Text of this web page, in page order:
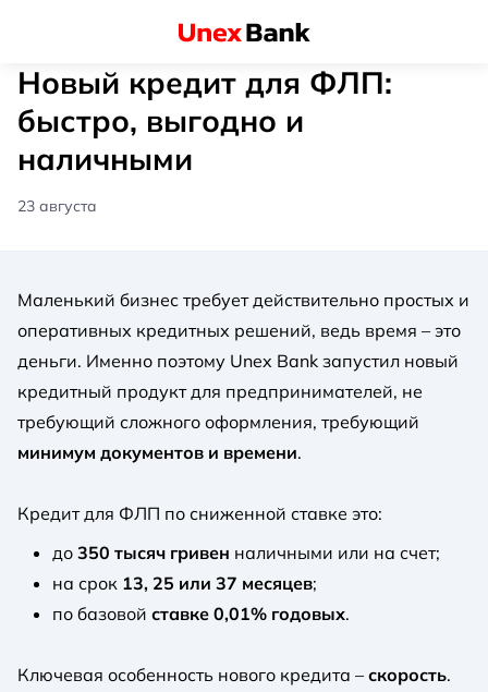
Новый кредит для ФЛП:
быстро, выгодно и
наличными
23 августа
Маленький бизнес требует действительно простых и
оперативных кредитных решений, ведь время – это
деньги. Именно поэтому Unex Bank запустил новый
кредитный продукт для предпринимателей, не
требующий сложного оформления, требующий
минимум документов и времени.
Кредит для ФЛП по сниженной ставке это:
до 350 тысяч гривен наличными или на счет;
на срок 13, 25 или 37 месяцев;
по базовой ставке 0,01% годовых.
Ключевая особенность нового кредита – скорость.